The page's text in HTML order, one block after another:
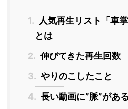
1.
人気再生リスト「車
とは
2. 伸びてきた再生回数
3. やりのこしたこと
4. 長い動画に”脈”があ